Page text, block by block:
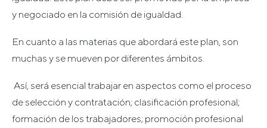
y negociado en la comisión de igualdad.
En cuanto a las materias que abordará este plan, son
muchas y se mueven por diferentes ámbitos.
Así, será esencial trabajar en aspectos como el proceso
de selección y contratación; clasificación profesional;
formación de los trabajadores; promoción profesional